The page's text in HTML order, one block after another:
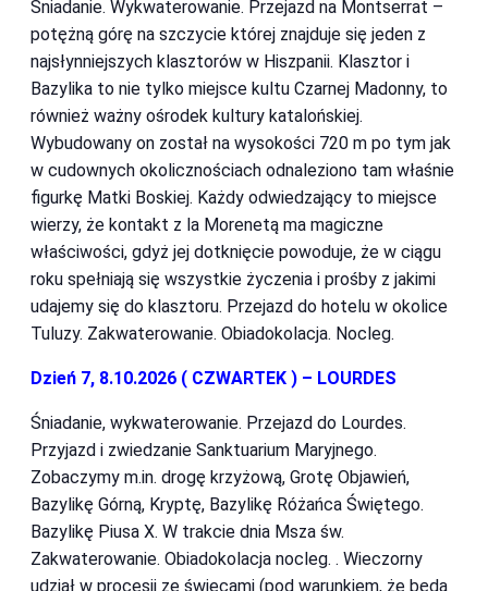
Śniadanie. Wykwaterowanie. Przejazd na Montserrat –
potężną górę na szczycie której znajduje się jeden z
najsłynniejszych klasztorów w Hiszpanii. Klasztor i
Bazylika to nie tylko miejsce kultu Czarnej Madonny, to
również ważny ośrodek kultury katalońskiej.
Wybudowany on został na wysokości 720 m po tym jak
w cudownych okolicznościach odnaleziono tam właśnie
figurkę Matki Boskiej. Każdy odwiedzający to miejsce
wierzy, że kontakt z la Morenetą ma magiczne
właściwości, gdyż jej dotknięcie powoduje, że w ciągu
roku spełniają się wszystkie życzenia i prośby z jakimi
udajemy się do klasztoru. Przejazd do hotelu w okolice
Tuluzy. Zakwaterowanie. Obiadokolacja. Nocleg.
Dzień 7, 8.10.2026 ( CZWARTEK ) – LOURDES
Śniadanie, wykwaterowanie. Przejazd do Lourdes.
Przyjazd i zwiedzanie Sanktuarium Maryjnego.
Zobaczymy m.in. drogę krzyżową, Grotę Objawień,
Bazylikę Górną, Kryptę, Bazylikę Różańca Świętego.
Bazylikę Piusa X. W trakcie dnia Msza św.
Zakwaterowanie. Obiadokolacja nocleg. . Wieczorny
udział w procesji ze świecami (pod warunkiem, że będą